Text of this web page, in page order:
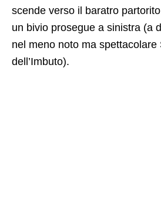
scende verso il baratro
un bivio prosegue a sinistra (a
nel meno noto ma spettacolare
dell’Imbuto).